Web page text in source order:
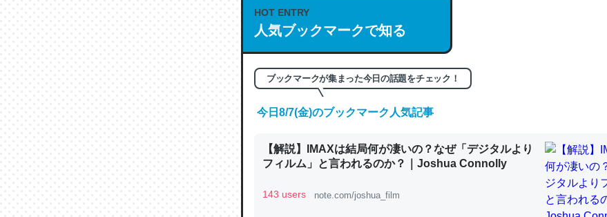
これは良記事。32768トークンだと英語小説100ページ分くらい。小説でいう
の伏線」は回収されないけど、短期記憶というには多い分量。進化すればす
やすく強くなりそう
HOT ENTRY
人気ブックマークで知る
ブックマークが集まった今日の話題をチェック！
今日8/7(金)のブックマーク人気記事
【解説】IMAXは結局何が凄いの？なぜ「デジタルより
フィルム」と言われるのか？｜Joshua Connolly
143 users note.com/joshua_film